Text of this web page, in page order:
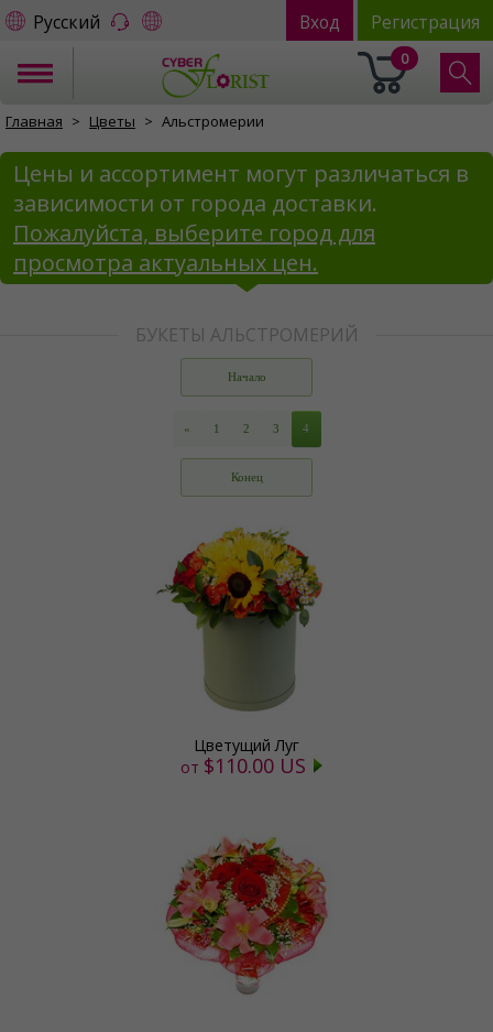
Русский Вход Регистрация
0
Главная Цветы Альстромерии
Цены и ассортимент могут различаться в
зависимости от города доставки.
Пожалуйста, выберите город для
просмотра актуальных цен.
БУКЕТЫ АЛЬСТРОМЕРИЙ
Начало
« 1 2 3 4
Конец
Цветущий Луг
от $110.00 US